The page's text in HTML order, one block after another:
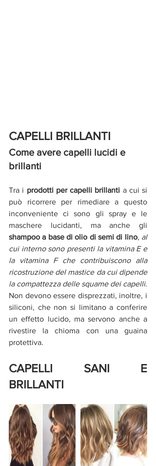
CAPELLI BRILLANTI
Come avere capelli lucidi e
brillanti
Tra i prodotti per capelli brillanti a cui si
può ricorrere per rimediare a questo
inconveniente ci sono gli spray e le
shampoo a base di olio di semi di lino, al
cui interno sono presenti la vitamina E e
la vitamina F che contribuiscono alla
ricostruzione del mastice da cui dipende
la compattezza delle squame dei capelli.
Non devono essere disprezzati, inoltre, i
siliconi, che non si limitano a conferire
un effetto lucido, ma servono anche a
rivestire la chioma con una guaina
protettiva.
CAPELLI SANI E
BRILLANTI